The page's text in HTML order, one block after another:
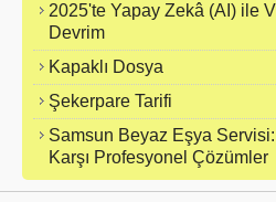
2025'te Yapay Zekâ (AI) ile
Devrim
Kapaklı Dosya
Şekerpare Tarifi
Samsun Beyaz Eşya
Karşı Profesyonel Çözümler